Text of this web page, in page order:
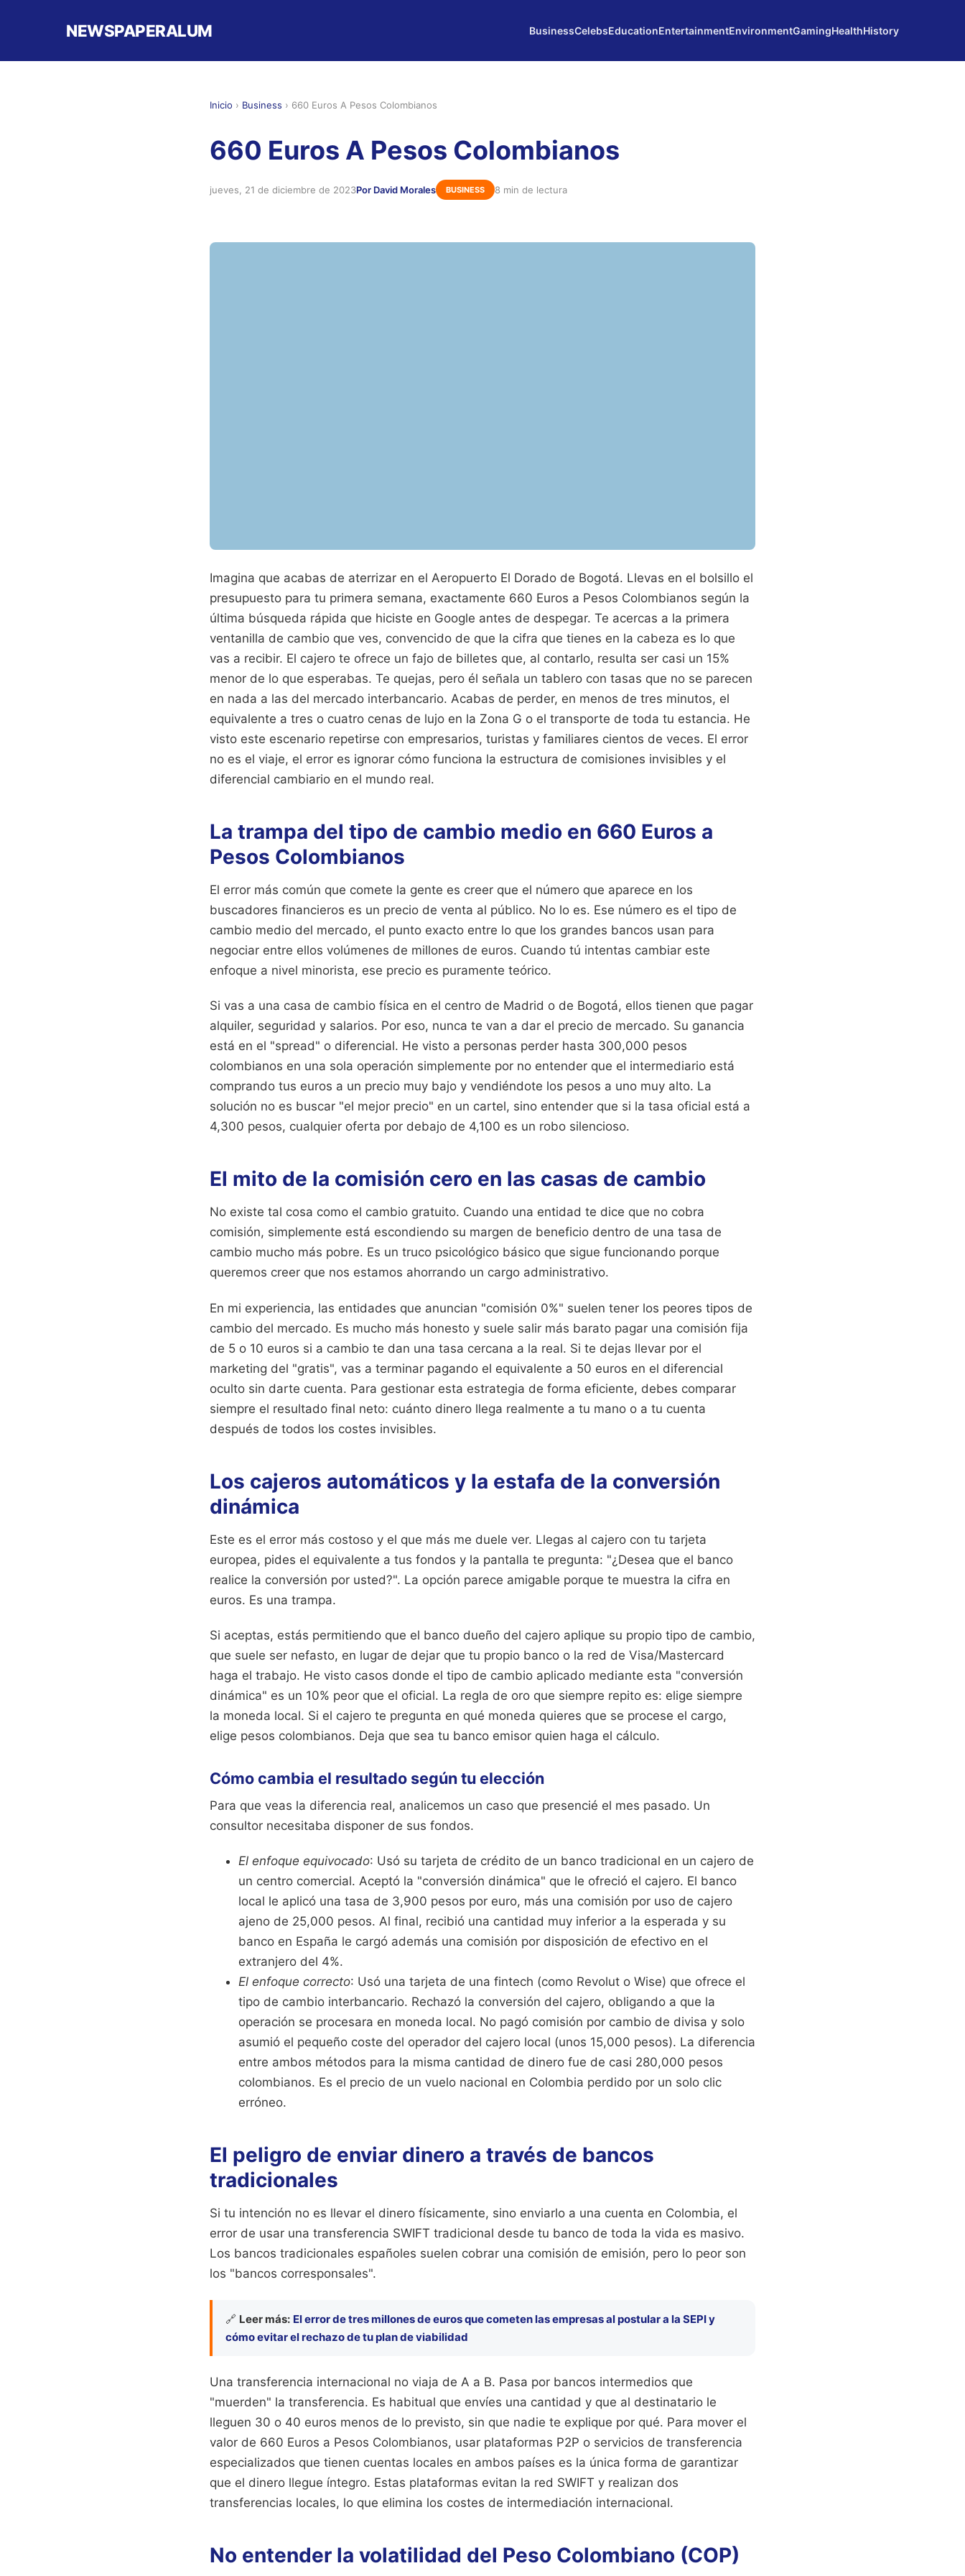
NEWSPAPERALUM BusinessCelebsEducationEntertainmentEnvironmentGamingHealthHistory
Inicio › Business › 660 Euros A Pesos Colombianos
660 Euros A Pesos Colombianos
jueves, 21 de diciembre de 2023Por David Morales BUSINESS 8 min de lectura
Imagina que acabas de aterrizar en el Aeropuerto El Dorado de Bogotá. Llevas en el bolsillo el
presupuesto para tu primera semana, exactamente 660 Euros a Pesos Colombianos según la
última búsqueda rápida que hiciste en Google antes de despegar. Te acercas a la primera
ventanilla de cambio que ves, convencido de que la cifra que tienes en la cabeza es lo que
vas a recibir. El cajero te ofrece un fajo de billetes que, al contarlo, resulta ser casi un 15%
menor de lo que esperabas. Te quejas, pero él señala un tablero con tasas que no se parecen
en nada a las del mercado interbancario. Acabas de perder, en menos de tres minutos, el
equivalente a tres o cuatro cenas de lujo en la Zona G o el transporte de toda tu estancia. He
visto este escenario repetirse con empresarios, turistas y familiares cientos de veces. El error
no es el viaje, el error es ignorar cómo funciona la estructura de comisiones invisibles y el
diferencial cambiario en el mundo real.
La trampa del tipo de cambio medio en 660 Euros a
Pesos Colombianos
El error más común que comete la gente es creer que el número que aparece en los
buscadores financieros es un precio de venta al público. No lo es. Ese número es el tipo de
cambio medio del mercado, el punto exacto entre lo que los grandes bancos usan para
negociar entre ellos volúmenes de millones de euros. Cuando tú intentas cambiar este
enfoque a nivel minorista, ese precio es puramente teórico.
Si vas a una casa de cambio física en el centro de Madrid o de Bogotá, ellos tienen que pagar
alquiler, seguridad y salarios. Por eso, nunca te van a dar el precio de mercado. Su ganancia
está en el "spread" o diferencial. He visto a personas perder hasta 300,000 pesos
colombianos en una sola operación simplemente por no entender que el intermediario está
comprando tus euros a un precio muy bajo y vendiéndote los pesos a uno muy alto. La
solución no es buscar "el mejor precio" en un cartel, sino entender que si la tasa oficial está a
4,300 pesos, cualquier oferta por debajo de 4,100 es un robo silencioso.
El mito de la comisión cero en las casas de cambio
No existe tal cosa como el cambio gratuito. Cuando una entidad te dice que no cobra
comisión, simplemente está escondiendo su margen de beneficio dentro de una tasa de
cambio mucho más pobre. Es un truco psicológico básico que sigue funcionando porque
queremos creer que nos estamos ahorrando un cargo administrativo.
En mi experiencia, las entidades que anuncian "comisión 0%" suelen tener los peores tipos de
cambio del mercado. Es mucho más honesto y suele salir más barato pagar una comisión fija
de 5 o 10 euros si a cambio te dan una tasa cercana a la real. Si te dejas llevar por el
marketing del "gratis", vas a terminar pagando el equivalente a 50 euros en el diferencial
oculto sin darte cuenta. Para gestionar esta estrategia de forma eficiente, debes comparar
siempre el resultado final neto: cuánto dinero llega realmente a tu mano o a tu cuenta
después de todos los costes invisibles.
Los cajeros automáticos y la estafa de la conversión
dinámica
Este es el error más costoso y el que más me duele ver. Llegas al cajero con tu tarjeta
europea, pides el equivalente a tus fondos y la pantalla te pregunta: "¿Desea que el banco
realice la conversión por usted?". La opción parece amigable porque te muestra la cifra en
euros. Es una trampa.
Si aceptas, estás permitiendo que el banco dueño del cajero aplique su propio tipo de cambio,
que suele ser nefasto, en lugar de dejar que tu propio banco o la red de Visa/Mastercard
haga el trabajo. He visto casos donde el tipo de cambio aplicado mediante esta "conversión
dinámica" es un 10% peor que el oficial. La regla de oro que siempre repito es: elige siempre
la moneda local. Si el cajero te pregunta en qué moneda quieres que se procese el cargo,
elige pesos colombianos. Deja que sea tu banco emisor quien haga el cálculo.
Cómo cambia el resultado según tu elección
Para que veas la diferencia real, analicemos un caso que presencié el mes pasado. Un
consultor necesitaba disponer de sus fondos.
El enfoque equivocado: Usó su tarjeta de crédito de un banco tradicional en un cajero de
un centro comercial. Aceptó la "conversión dinámica" que le ofreció el cajero. El banco
local le aplicó una tasa de 3,900 pesos por euro, más una comisión por uso de cajero
ajeno de 25,000 pesos. Al final, recibió una cantidad muy inferior a la esperada y su
banco en España le cargó además una comisión por disposición de efectivo en el
extranjero del 4%.
El enfoque correcto: Usó una tarjeta de una fintech (como Revolut o Wise) que ofrece el
tipo de cambio interbancario. Rechazó la conversión del cajero, obligando a que la
operación se procesara en moneda local. No pagó comisión por cambio de divisa y solo
asumió el pequeño coste del operador del cajero local (unos 15,000 pesos). La diferencia
entre ambos métodos para la misma cantidad de dinero fue de casi 280,000 pesos
colombianos. Es el precio de un vuelo nacional en Colombia perdido por un solo clic
erróneo.
El peligro de enviar dinero a través de bancos
tradicionales
Si tu intención no es llevar el dinero físicamente, sino enviarlo a una cuenta en Colombia, el
error de usar una transferencia SWIFT tradicional desde tu banco de toda la vida es masivo.
Los bancos tradicionales españoles suelen cobrar una comisión de emisión, pero lo peor son
los "bancos corresponsales".
🔗 Leer más: El error de tres millones de euros que cometen las empresas al postular a la SEPI y
cómo evitar el rechazo de tu plan de viabilidad
Una transferencia internacional no viaja de A a B. Pasa por bancos intermedios que
"muerden" la transferencia. Es habitual que envíes una cantidad y que al destinatario le
lleguen 30 o 40 euros menos de lo previsto, sin que nadie te explique por qué. Para mover el
valor de 660 Euros a Pesos Colombianos, usar plataformas P2P o servicios de transferencia
especializados que tienen cuentas locales en ambos países es la única forma de garantizar
que el dinero llegue íntegro. Estas plataformas evitan la red SWIFT y realizan dos
transferencias locales, lo que elimina los costes de intermediación internacional.
No entender la volatilidad del Peso Colombiano (COP)